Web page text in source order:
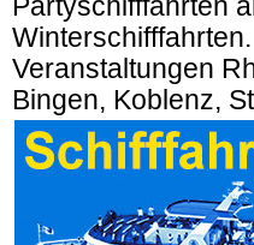
Partyschifffahrten
Veranstaltungen
Bingen, Koblenz,